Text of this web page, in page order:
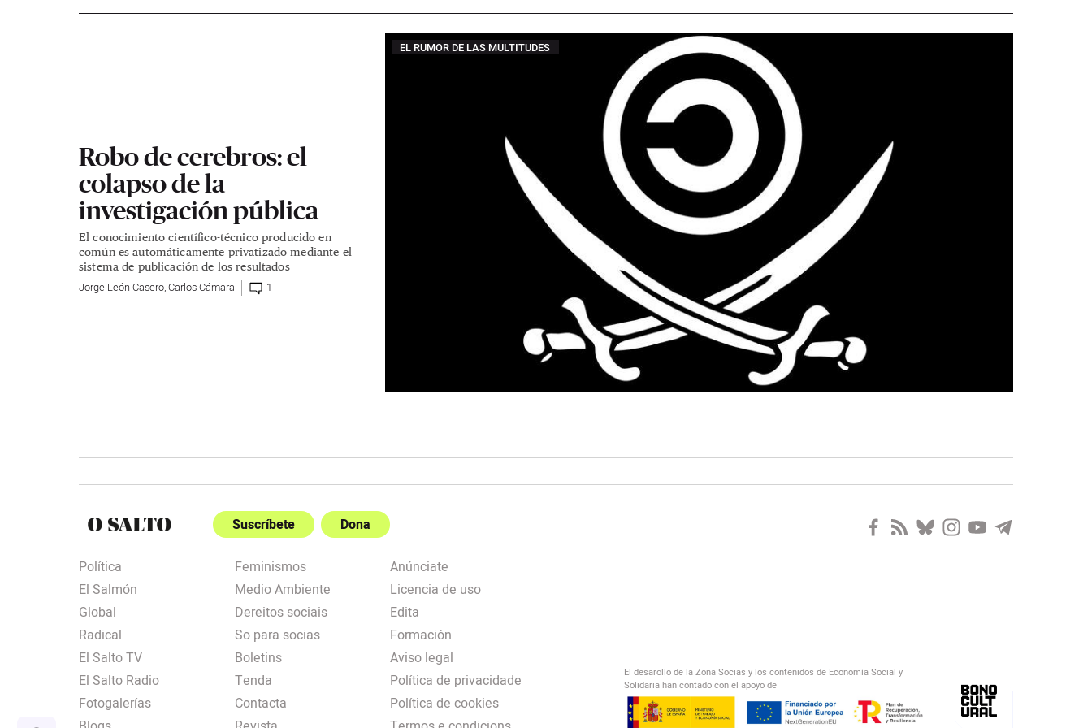
EL RUMOR DE LAS MULTITUDES
Robo de cerebros: el
colapso de la
investigación pública
El conocimiento científico-técnico producido en
común es automáticamente privatizado mediante el
sistema de publicación de los resultados
Jorge León Casero,Carlos Cámara 1
Suscríbete Dona
Política
El Salmón
Global
Radical
El Salto TV
El Salto Radio
Fotogalerías
Feminismos
Medio Ambiente
Dereitos sociais
So para socias
Boletins
Tenda
Contacta
Anúnciate
Licencia de uso
Edita
Formación
Aviso legal
Política de privacidade
Política de cookies
El desarollo de la Zona Socias y los contenidos de Economía Social y
Solidaria han contado con el apoyo de